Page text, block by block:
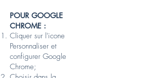
POUR GOOGLE
CHROME :
Cliquer sur l'icone
Personnaliser et
configurer Google
Chrome;